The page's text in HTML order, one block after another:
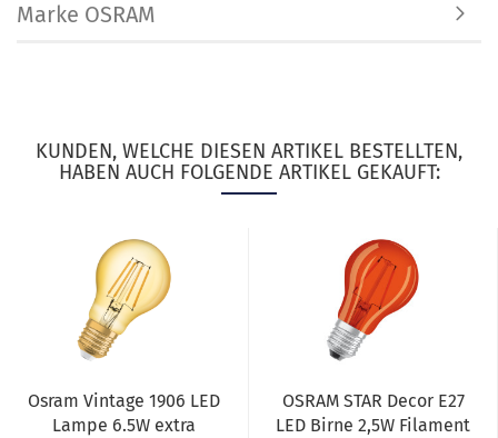
Marke OSRAM
KUNDEN, WELCHE DIESEN ARTIKEL BESTELLTEN,
HABEN AUCH FOLGENDE ARTIKEL GEKAUFT:
Osram Vintage 1906 LED
Lampe 6.5W extra
OSRAM STAR Decor E27
LED Birne 2,5W Filament